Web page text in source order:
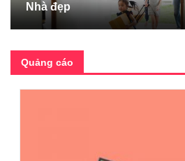
Nhà đẹp
Quảng cáo